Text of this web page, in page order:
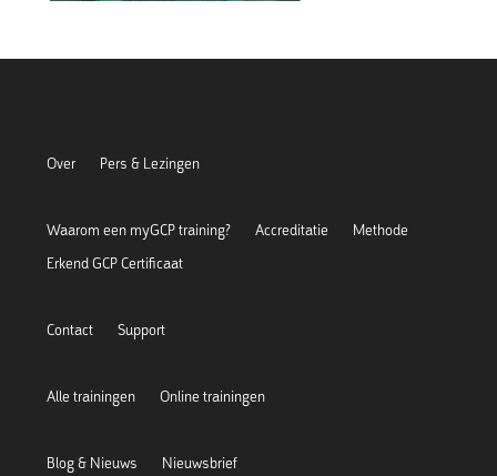
Over Pers & Lezingen
Waarom een myGCP training? Accreditatie
Methode
Erkend GCP Certificaat
Contact Support
Alle trainingen Online trainingen
Blog & Nieuws Nieuwsbrief